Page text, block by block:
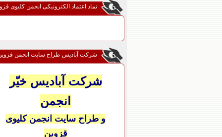
نماد اعتماد الکترونیکی انجمن کلیوی
شرکت آبادیس طراح سایت انجمن
شرکت آبادیس خیّر
انجمن
و طراح سایت انجمن کلیوی
قزوین